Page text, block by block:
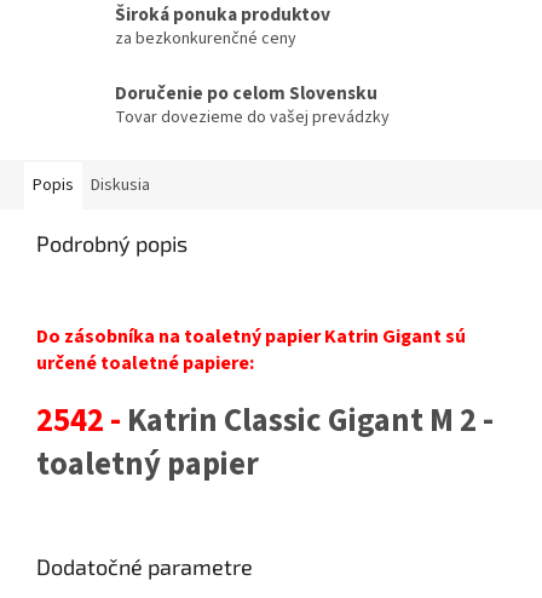
Široká ponuka produktov
za bezkonkurenčné ceny
Doručenie po celom Slovensku
Tovar dovezieme do vašej prevádzky
Popis Diskusia
Podrobný popis
Do zásobníka na toaletný papier Katrin Gigant sú
určené toaletné papiere:
2542 - Katrin Classic Gigant M 2 -
toaletný papier
Dodatočné parametre